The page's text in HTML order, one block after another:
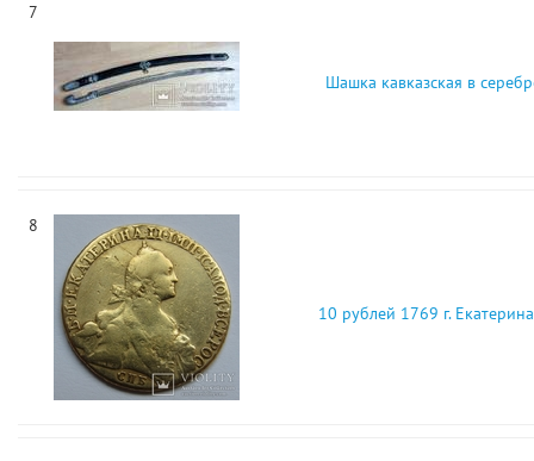
7
Шашка кавказская в
8
10 рублей 1769 г.